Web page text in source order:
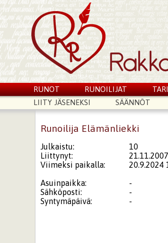
RUNOT RUNOILIJAT
LIITY JÄSENEKSI
SÄÄNNÖT
Runoilija Elämänliekki
Julkaistu:
10
Liittynyt:
21.11.2007
Viimeksi paikalla:
20.9.2024
Asuinpaikka:
-
Sähköposti:
-
Syntymäpäivä:
-